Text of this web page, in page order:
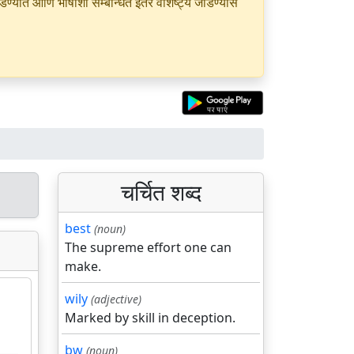
चर्चित शब्द
best (noun)
The supreme effort one can
make.
wily (adjective)
Marked by skill in deception.
bw (noun)